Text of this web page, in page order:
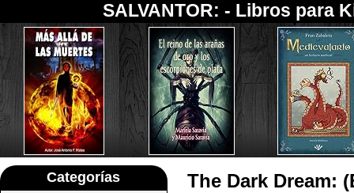
SALVANTOR: - Libros para
Categorías The Dark Dream: